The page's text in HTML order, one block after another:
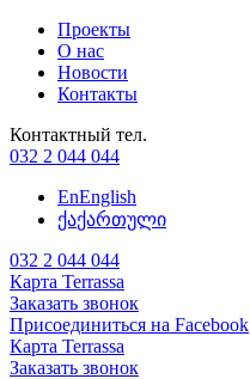
Проекты
О нас
Новости
Контакты
Контактный тел.
032 2 044 044
EnEnglish
ქაქართული
032 2 044 044
Карта Terrassa
Заказать звонок
Присоединиться на Facebook
Карта Terrassa
Заказать звонок